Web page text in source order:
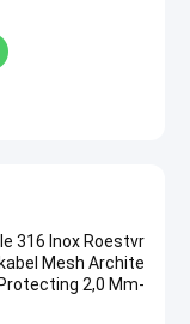
316 Inox Roestvr
Mesh Archite
2,0 Mm-